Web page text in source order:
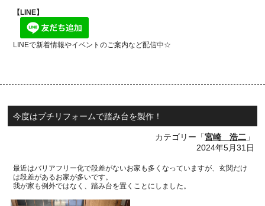
【LINE】
LINEで新着情報やイベントのご案内など配信中☆
今度はプチリフォームで踏み台を製作！
カテゴリー「宮崎 浩二 」
2024年5月31日
最近はバリアフリー化で段差がないお家も多くなっていますが、 玄関だけ
は段差があるお家が多いです。
我が家も例外ではなく、踏み台を置くことにしました。